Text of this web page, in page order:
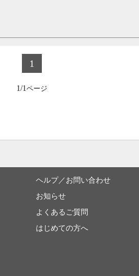
1
1/1
ヘルプ／お問い合わせ
お知らせ
よくあるご質問
はじめての方へ